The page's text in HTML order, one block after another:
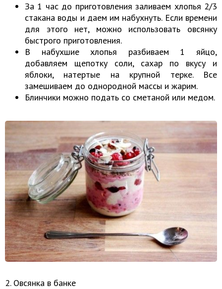
За 1 час до приготовления заливаем хлопья 2/3
стакана воды и даем им набухнуть. Если времени
для этого нет, можно использовать овсянку
быстрого приготовления.
В набухшие хлопья разбиваем 1 яйцо,
добавляем щепотку соли, сахар по вкусу и
яблоки, натертые на крупной терке. Все
замешиваем до однородной массы и жарим.
Блинчики можно подать со сметаной или медом.
2. Овсянка в банке